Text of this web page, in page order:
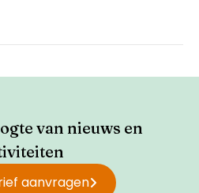
van nieuws en
aanvragen